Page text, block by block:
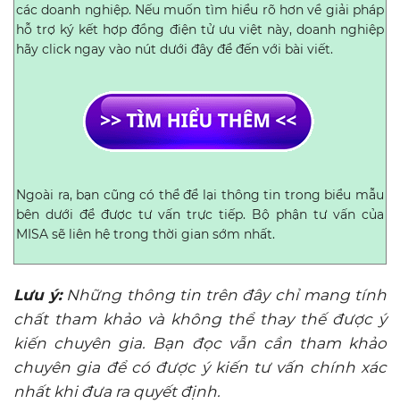
các doanh nghiệp. Nếu muốn tìm hiểu rõ hơn về giải pháp
hỗ trợ ký kết hợp đồng điện tử ưu việt này, doanh nghiệp
hãy click ngay vào nút dưới đây để đến với bài viết.
Ngoài ra, bạn cũng có thể để lại thông tin trong biểu mẫu
bên dưới để được tư vấn trực tiếp. Bộ phận tư vấn của
MISA sẽ liên hệ trong thời gian sớm nhất.
Lưu ý:Những thông tin trên đâychỉ mang tính
chất tham khảo và không thể thay thế được ý
kiến chuyên gia. Bạn đọc vẫn cần tham khảo
chuyên gia để có được ý kiến tư vấn chính xác
nhất khi đưa ra quyết định.